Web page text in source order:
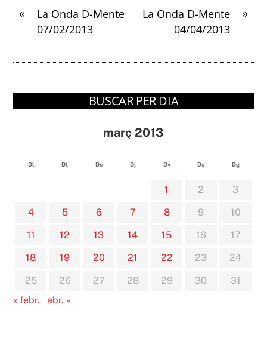
«
La Onda D-Mente
07/02/2013
»
La Onda D-Mente
04/04/2013
BUSCAR PER DIA
març 2013
Dl Dt Dc Dj Dv Ds Dg
1 2
3
4
5 6 7 8 9
10
11
12 13 14 15 16
17
18
19 20 21 22 23
24
25
26 27 28 29 30
31
« febr.
abr. »